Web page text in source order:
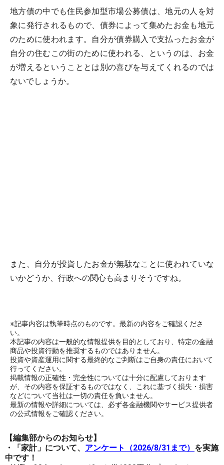
地方債の中でも住民参加型市場公募債は、地元の人を対
象に発行されるもので、債券によって集めたお金も地元
のために使われます。自分が債券購入で支払ったお金が
自分の住むこの街のために使われる、というのは、お金
が増えるということとは別の喜びを与えてくれるのでは
ないでしょうか。
また、自分が投資したお金が無駄なことに使われていな
いかどうか、行政への関心も高まりそうですね。
※記事内容は執筆時点のものです。最新の内容をご確認くださ
い。
本記事の内容は一般的な情報提供を目的としており、特定の金融
商品や投資行動を推奨するものではありません。
投資や資産運用に関する最終的なご判断はご自身の責任において
行ってください。
掲載情報の正確性・完全性については十分に配慮しております
が、その内容を保証するものではなく、これに基づく損失・損害
などについて当社は一切の責任を負いません。
最新の情報や詳細については、必ず各金融機関やサービス提供者
の公式情報をご確認ください。
【編集部からのお知らせ】
・「家計」について、 アンケート（2026/8/31まで） を実施
中です！